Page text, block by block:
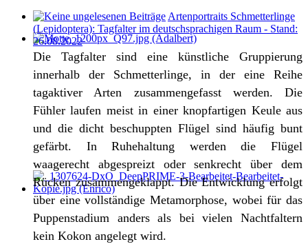
Artenportraits Schmetterlinge
(Lepidoptera): Tagfalter im deutschsprachigen Raum - Stand:
26.08.2022
Die Tagfalter sind eine künstliche Gruppierung
innerhalb der Schmetterlinge, in der eine Reihe
tagaktiver Arten zusammengefasst werden. Die
Fühler laufen meist in einer knopfartigen Keule aus
und die dicht beschuppten Flügel sind häufig bunt
gefärbt. In Ruhehaltung werden die Flügel
waagerecht abgespreizt oder senkrecht über dem
Rücken zusammengeklappt. Die Entwicklung erfolgt
über eine vollständige Metamorphose, wobei für das
Puppenstadium anders als bei vielen Nachtfaltern
kein Kokon angelegt wird.